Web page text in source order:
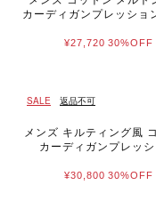
カーディガンプレッショ
¥27,720 30%OFF
SALE 返品不可
メンズ キルティング風
カーディガンプレッ
¥30,800 30%OFF